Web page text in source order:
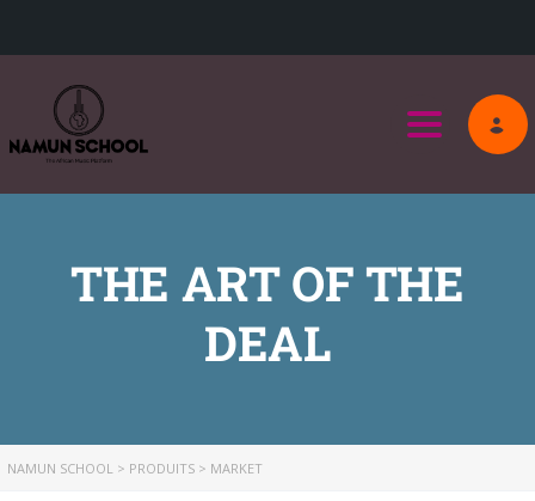
Toggle
THE ART OF THE
DEAL
NAMUN SCHOOL > PRODUITS > MARKET